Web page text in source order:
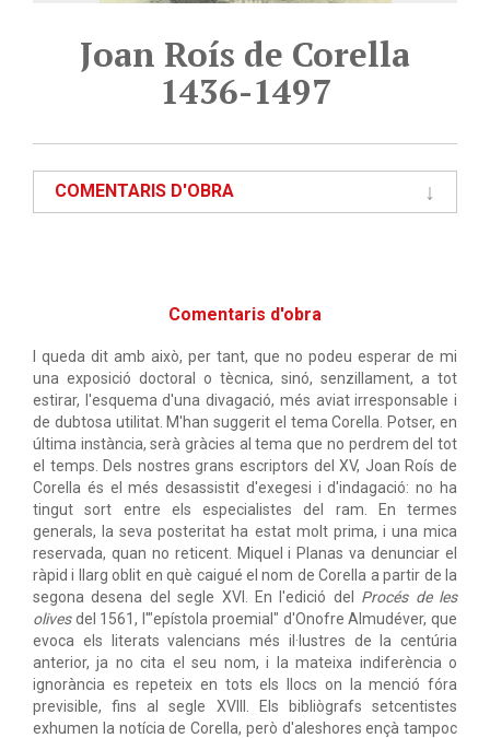
Joan Roís de Corella
1436-1497
COMENTARIS D'OBRA
Comentaris d'obra
I queda dit amb això, per tant, que no podeu esperar de mi
una exposició doctoral o tècnica, sinó, senzillament, a tot
estirar, l'esquema d'una divagació, més aviat irresponsable i
de dubtosa utilitat. M'han suggerit el tema Corella. Potser, en
última instància, serà gràcies al tema que no perdrem del tot
el temps. Dels nostres grans escriptors del XV, Joan Roís de
Corella és el més desassistit d'exegesi i d'indagació: no ha
tingut sort entre els especialistes del ram. En termes
generals, la seva posteritat ha estat molt prima, i una mica
reservada, quan no reticent. Miquel i Planas va denunciar el
ràpid i llarg oblit en què caigué el nom de Corella a partir de la
segona desena del segle XVI. En l'edició del Procés de les
olivesdel 1561, l'"epístola proemial" d'Onofre Almudéver, que
evoca els literats valencians més il·lustres de la centúria
anterior, ja no cita el seu nom, i la mateixa indiferència o
ignorància es repeteix en tots els llocs on la menció fóra
previsible, fins al segle XVIII. Els bibliògrafs setcentistes
exhumen la notícia de Corella, però d'aleshores ençà tampoc